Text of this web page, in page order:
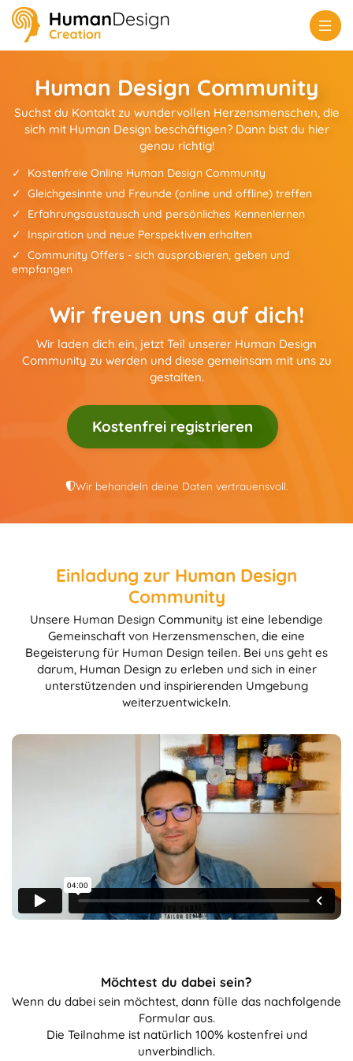
Human Design Community
Suchst du Kontakt zu wundervollen Herzensmenschen, die
sich mit Human Design beschäftigen? Dann bist du hier
genau richtig!
Kostenfreie Online Human Design Community
Gleichgesinnte und Freunde (online und offline) treffen
Erfahrungsaustausch und persönliches Kennenlernen
Inspiration und neue Perspektiven erhalten
Community Offers - sich ausprobieren, geben und
empfangen
Wir freuen uns auf dich!
Wir laden dich ein, jetzt Teil unserer Human Design
Community zu werden und diese gemeinsam mit uns zu
gestalten.
Kostenfrei registrieren
Wir behandeln deine Daten vertrauensvoll.
Einladung zur Human Design
Community
Unsere Human Design Community ist eine lebendige
Gemeinschaft von Herzensmenschen, die eine
Begeisterung für Human Design teilen. Bei uns geht es
darum, Human Design zu erleben und sich in einer
unterstützenden und inspirierenden Umgebung
weiterzuentwickeln.
Möchtest du dabei sein?
Wenn du dabei sein möchtest, dann fülle das nachfolgende
Formular aus.
Die Teilnahme ist natürlich 100% kostenfrei und
unverbindlich.